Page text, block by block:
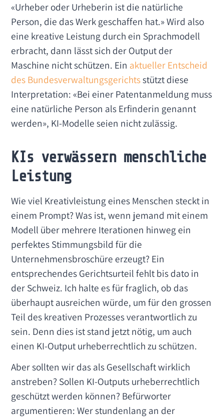
«Urheber oder Urheberin ist die natürliche
Person, die das Werk geschaffen hat.» Wird also
eine kreative Leistung durch ein Sprachmodell
erbracht, dann lässt sich der Output der
Maschine nicht schützen. Ein aktueller Entscheid
des Bundesverwaltungsgerichtsstützt diese
Interpretation: «Bei einer Patentanmeldung muss
eine natürliche Person als Erfinderin genannt
werden», KI-Modelle seien nicht zulässig.
KIs verwässern menschliche
Leistung
Wie viel Kreativleistung eines Menschen steckt in
einem Prompt? Was ist, wenn jemand mit einem
Modell über mehrere Iterationen hinweg ein
perfektes Stimmungsbild für die
Unternehmensbroschüre erzeugt? Ein
entsprechendes Gerichtsurteil fehlt bis dato in
der Schweiz. Ich halte es für fraglich, ob das
überhaupt ausreichen würde, um für den grossen
Teil des kreativen Prozesses verantwortlich zu
sein. Denn dies ist stand jetzt nötig, um auch
einen KI-Output urheberrechtlich zu schützen.
Aber sollten wir das als Gesellschaft wirklich
anstreben? Sollen KI-Outputs urheberrechtlich
geschützt werden können? Befürworter
argumentieren: Wer stundenlang an der